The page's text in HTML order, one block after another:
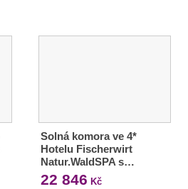
Solná komora ve 4*
Hotelu Fischerwirt
Natur.WaldSPA s…
22 846 Kč